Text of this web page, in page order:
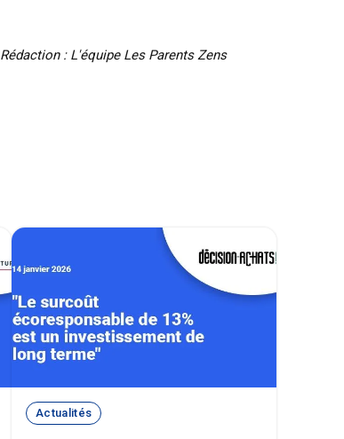
Rédaction : L'équipe Les Parents Zens
Actualités